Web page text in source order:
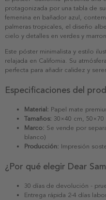
protagonizada por una tabla de
femenina en bañador azul,
palmeras tropicales, el diseño
cielo y detalles en verdes y
Este póster minimalista y estilo
relajada en California. Su
perfecta para añadir calidez y
Especificaciones del
Material: Papel mate
Tamaños: 30×40 cm, 50×70
Marco: Se vende por
blanco)
Producción: Impresión
¿Por qué elegir Dear
30 días de devolución -
Entrega rápida 2-4 días